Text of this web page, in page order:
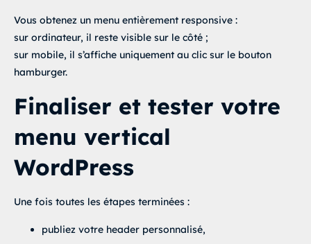
Vous obtenez un menu entièrement responsive :
sur ordinateur, il reste visible sur le côté ;
sur mobile, il s’affiche uniquement au clic sur le bouton
hamburger.
Finaliser et tester votre
menu vertical
WordPress
Une fois toutes les étapes terminées :
publiez votre header personnalisé,